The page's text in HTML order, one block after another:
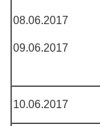
08.06.2017
09.06.2017
10.06.2017